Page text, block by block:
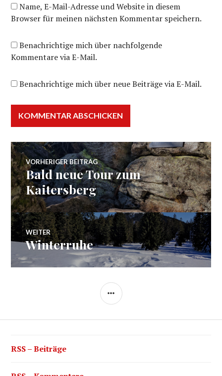
Name, E-Mail-Adresse und Website in diesem
Browser für meinen nächsten Kommentar speichern.
Benachrichtige mich über nachfolgende
Kommentare via E-Mail.
Benachrichtige mich über neue Beiträge via E-Mail.
Beitragsnavigation
VORHERIGER BEITRAG
Vorheriger
Beitrag:
Bald neue Tour zum
Kaitersberg
WEITER
Nächster
Winterruhe
SEITENLEISTE
RSS – Beiträge